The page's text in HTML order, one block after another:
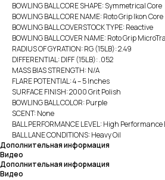
BOWLING BALL CORE SHAPE: Symmetrical Core
BOWLING BALL CORE NAME: Roto Grip Ikon Core
BOWLING BALL COVERSTOCK TYPE: Reactive
BOWLING BALL COVER NAME: Roto Grip
RADIUS OF GYRATION: RG (15LB): 2.49
DIFFERENTIAL: DIFF (15LB): .052
MASS BIAS STRENGTH: N/A
FLARE POTENTIAL: 4 – 5 Inches
SURFACE FINISH: 2000 Grit Polish
BOWLING BALL COLOR: Purple
SCENT: None
BALL PERFORMANCE LEVEL: High
BALL LANE CONDITIONS: Heavy Oil
Дополнительная информация
Видео
Дополнительная информация
Видео